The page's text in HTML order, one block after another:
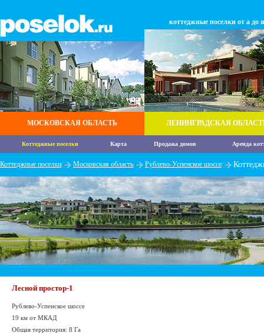
МОСКОВСКАЯ ОБЛАСТЬ
коттеджные поселки от а до я
ЛЕНИНГРАДСКАЯ
Коттеджные поселки Карта Продажа домов Аренда
Коттеджные поселки Московская область Рублево-Успенское шоссе
Лесной простор-1
Рублево-Успенское шоссе
19 км от МКАД
Общая территория: 8 Га